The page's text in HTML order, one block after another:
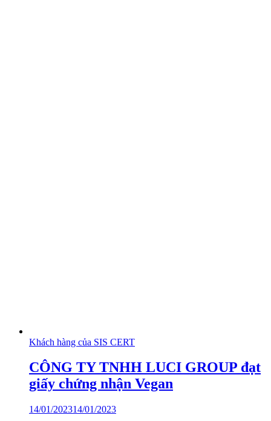
Khách hàng của SIS CERT
CÔNG TY TNHH LUCI GROUP đạt
giấy chứng nhận Vegan
14/01/202314/01/2023